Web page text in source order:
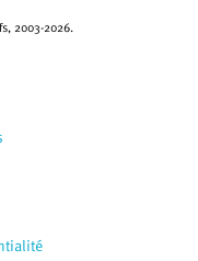
2003-2026.